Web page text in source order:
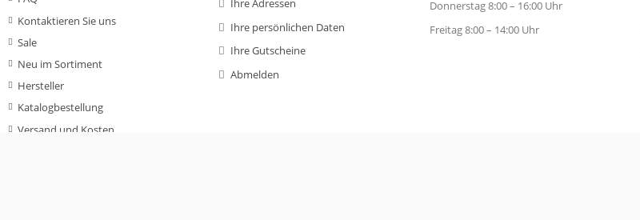
Kontaktieren Sie uns
Sale
Neu im Sortiment
Hersteller
Katalogbestellung
Versand und Kosten
Ihre Adressen
Ihre persönlichen Daten
Ihre Gutscheine
Abmelden
Donnerstag 8:00 – 16:00 Uhr
Freitag 8:00 – 14:00 Uhr